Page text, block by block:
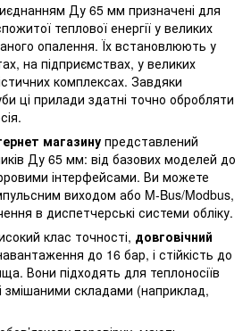
Ду 65 мм призначені для
теплової енергії у великих
опалення. Їх встановлюють у
на підприємствах, у великих
комплексах. Завдяки
ці прилади здатні точно обробляти
магазину представлений
Ду 65 мм: від базових моделей до
інтерфейсами. Ви можете
виходом або M-Bus/Modbus,
в диспетчерські системи обліку.
клас точності, довговічний
до 16 бар, і стійкість до
Вони підходять для теплоносіїв
змішаними складами (наприклад,